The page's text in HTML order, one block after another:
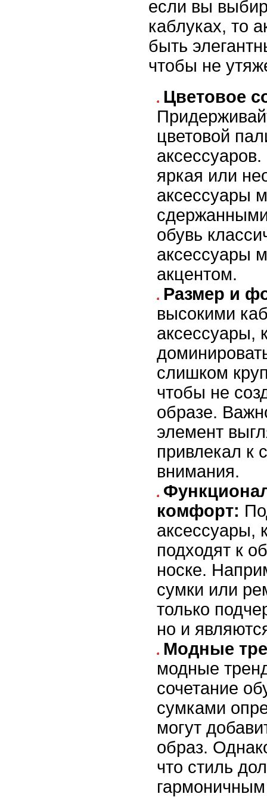
если вы
каблуках, то
быть
чтобы не
Цветовое
цветовой
яркая или
аксессуары
обувь
аксессуары
акцентом.
Размер и
высокими
аксессуары,
слишком
чтобы не
образе.
элемент
привлекал к
внимания.
комфорт:
аксессуары,
подходят к
носке.
сумки или
только
но и
Модные
модные
сочетание
сумками
могут
образ.
что стиль